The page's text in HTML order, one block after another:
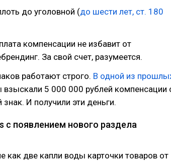
до уголовной (до шести лет, ст. 180
компенсации не избавит от
За свой счет, разумеется.
работают строго. В одной из
взыскали 5 000 000 рублей компенсации
И получили эти деньги.
с появлением нового раздела
как две капли воды карточки товаров от